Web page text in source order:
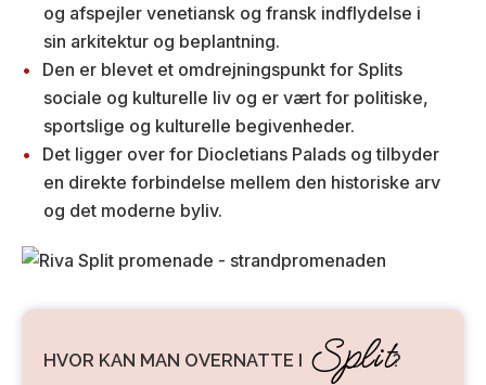
og afspejler venetiansk og fransk indflydelse i
sin arkitektur og beplantning.
Den er blevet et omdrejningspunkt for Splits
sociale og kulturelle liv og er vært for politiske,
sportslige og kulturelle begivenheder.
Det ligger over for Diocletians Palads og tilbyder
en direkte forbindelse mellem den historiske arv
og det moderne byliv.
HVOR KAN MAN OVERNATTE I Split?